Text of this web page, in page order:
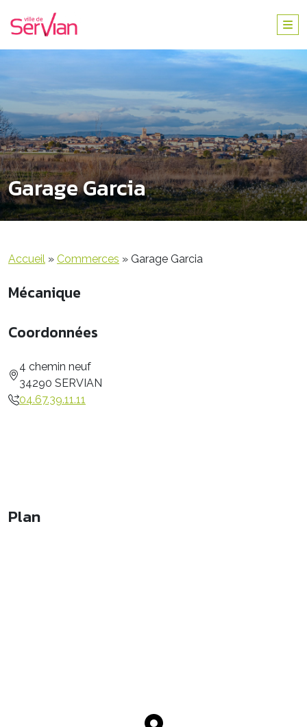
Garage Garcia
Accueil » Commerces » Garage Garcia
Mécanique
Coordonnées
4 chemin neuf
34290 SERVIAN
04.67.39.11.11
Plan